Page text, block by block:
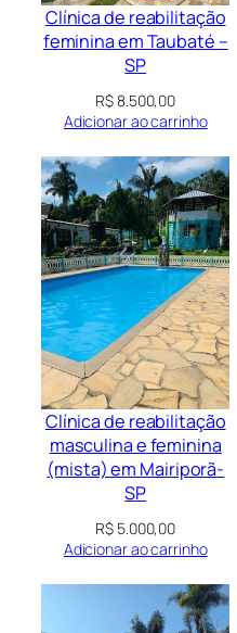
Clínica de reabilitação
feminina em Taubaté –
SP
R$8.500,00
Adicionar ao carrinho
Clínica de reabilitação
masculina e feminina
(mista) em Mairiporã-
SP
R$ 5.000,00
Adicionar ao carrinho